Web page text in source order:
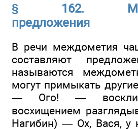
§ 162.
предложения
В речи междометия
составляют
называются
могут примыкать
— Ого! —
восхищением
Нагибин) — Ох, Вася, у